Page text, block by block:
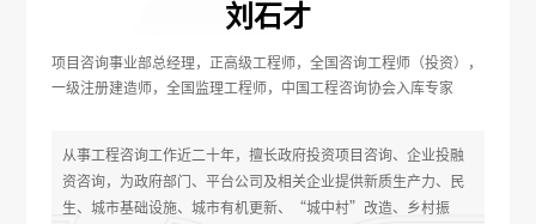
刘石才
项目咨询事业部总经理，正高级工程师，全国咨询工程师（投资），
一级注册建造师，全国监理工程师，中国工程咨询协会入库专家
从事工程咨询工作近二十年，擅长政府投资项目咨询、企业投融
资咨询，为政府部门、平台公司及相关企业提供新质生产力、民
生、城市基础设施、城市有机更新、“城中村”改造、乡村振